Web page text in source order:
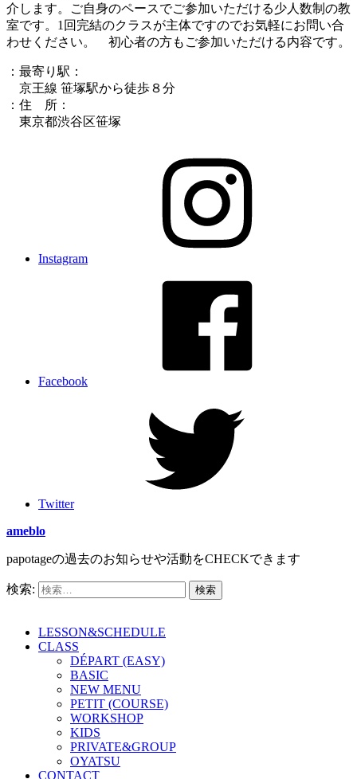
介します。ご自身のペースでご参加いただける少人数制の教
室です。1回完結のクラスが主体ですのでお気軽にお問い合
わせください。 初心者の方もご参加いただける内容です。
：最寄り駅：
京王線 笹塚駅から徒歩８分
：住 所：
東京都渋谷区笹塚
Instagram
Facebook
Twitter
ameblo
papotageの過去のお知らせや活動をCHECKできます
検索:
LESSON&SCHEDULE
CLASS
DÉPART (EASY)
BASIC
NEW MENU
PETIT (COURSE)
WORKSHOP
KIDS
PRIVATE&GROUP
OYATSU
CONTACT